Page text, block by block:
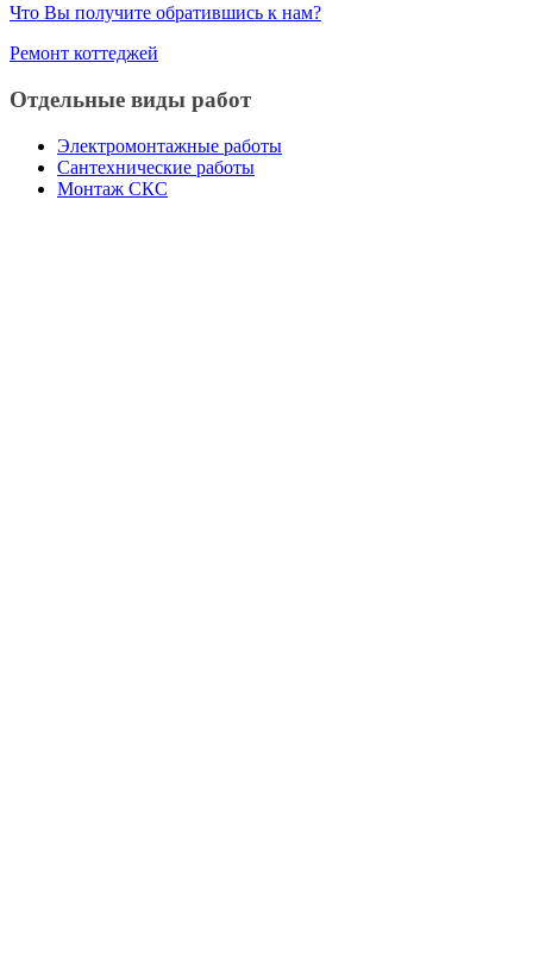
Что Вы получите обратившись к нам?
Ремонт коттеджей
Отдельные виды работ
Электромонтажные работы
Сантехнические работы
Монтаж СКС